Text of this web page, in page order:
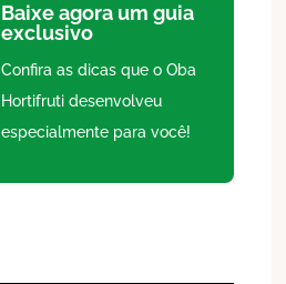
Baixe agora um guia
exclusivo
Confira as dicas que o Oba
Hortifruti desenvolveu
especialmente para você!